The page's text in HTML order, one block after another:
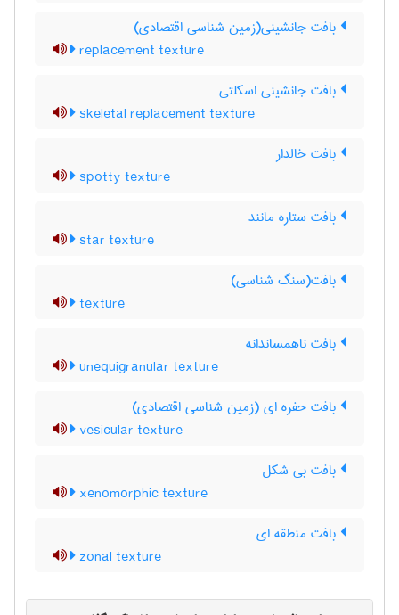
بافت جانشینی(زمین شناسی اقتصادی)
replacement texture
بافت جانشینی اسکلتی
skeletal replacement texture
بافت خالدار
spotty texture
بافت ستاره مانند
star texture
بافت(سنگ شناسی)
texture
بافت ناهمساندانه
unequigranular texture
بافت حفره ای (زمین شناسی اقتصادی)
vesicular texture
بافت بی شکل
xenomorphic texture
بافت منطقه ای
zonal texture